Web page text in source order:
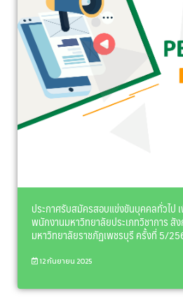
ประกาศรับสมัครสอบแข่งขันบุคคลทั่วไป
พนักงานมหาวิทยาลัยประเภทวิชาการ สัง
มหาวิทยาลัยราชภัฏเพชรบุรี ครั้งที่ 5/
12 กันยายน 2025